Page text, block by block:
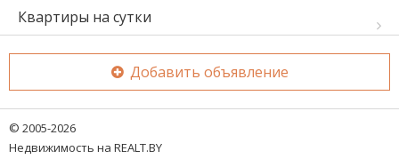
Квартиры на сутки
Добавить объявление
© 2005-2026
Недвижимость на REALT.BY